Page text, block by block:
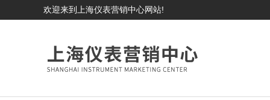
欢迎来到上海仪表营销中心网站!